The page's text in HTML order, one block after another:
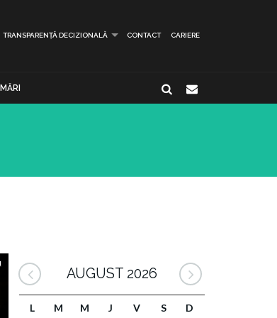
TRANSPARENȚĂ DECIZIONALĂ CONTACT CARIERE
AUGUST 2026
L M M J V S D